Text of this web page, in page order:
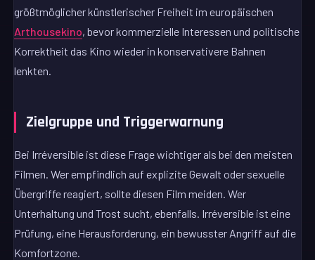
größtmöglicher künstlerischer Freiheit im europäischen
Arthousekino, bevor kommerzielle Interessen und politische
Korrektheit das Kino wieder in konservativere Bahnen
lenkten.
Zielgruppe und Triggerwarnung
Bei Irréversible ist diese Frage wichtiger als bei den meisten
Filmen. Wer empfindlich auf explizite Gewalt oder sexuelle
Übergriffe reagiert, sollte diesen Film meiden. Wer
Unterhaltung und Trost sucht, ebenfalls. Irréversible ist eine
Prüfung, eine Herausforderung, ein bewusster Angriff auf die
Komfortzone.